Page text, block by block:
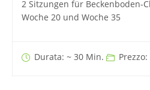
2 Sitzungen für Beckenboden-
Woche 20 und Woche 35
Durata: ~ 30 Min. Prezzo: